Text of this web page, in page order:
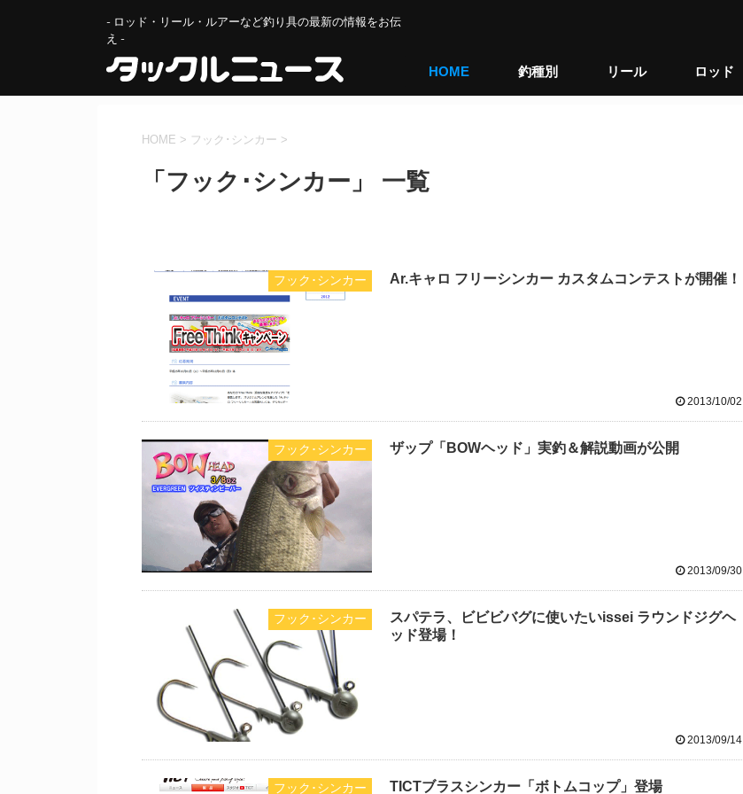
- ロッド・リール・ルアーなど釣り具の最新の情報をお伝
え -
HOME 釣種別 リール ロッド
HOME > フック･シンカー >
「フック･シンカー」 一覧
フック･シンカー Ar.キャロ フリーシンカー カスタムコンテストが開催！
2013/10/02
フック･シンカー ザップ「BOWヘッド」実釣＆解説動画が公開
2013/09/30
フック･シンカー
スパテラ、ビビビバグに使いたいissei ラウンドジグヘ
ッド登場！
2013/09/14
フック･シンカー TICTブラスシンカー「ボトムコップ」登場